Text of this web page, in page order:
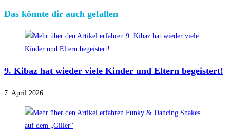
Das könnte dir auch gefallen
9. Kibaz hat wieder viele Kinder und Eltern begeistert!
7. April 2026